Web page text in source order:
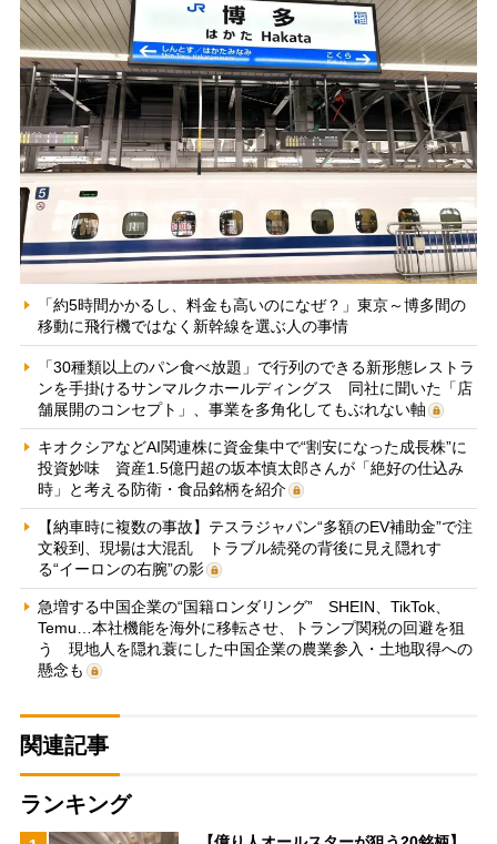
「約5時間かかるし、料金も高いのになぜ？」東京～博多間の
移動に飛行機ではなく新幹線を選ぶ人の事情
「30種類以上のパン食べ放題」で行列のできる新形態レストラ
ンを手掛けるサンマルクホールディングス 同社に聞いた「店
舗展開のコンセプト」、事業を多角化してもぶれない軸
キオクシアなどAI関連株に資金集中で“割安になった成長株”に
投資妙味 資産1.5億円超の坂本慎太郎さんが「絶好の仕込み
時」と考える防衛・食品銘柄を紹介
【納車時に複数の事故】テスラジャパン“多額のEV補助金”で注
文殺到、現場は大混乱 トラブル続発の背後に見え隠れす
る“イーロンの右腕”の影
急増する中国企業の“国籍ロンダリング” SHEIN、TikTok、
Temu…本社機能を海外に移転させ、トランプ関税の回避を狙
う 現地人を隠れ蓑にした中国企業の農業参入・土地取得への
懸念も
関連記事
ランキング